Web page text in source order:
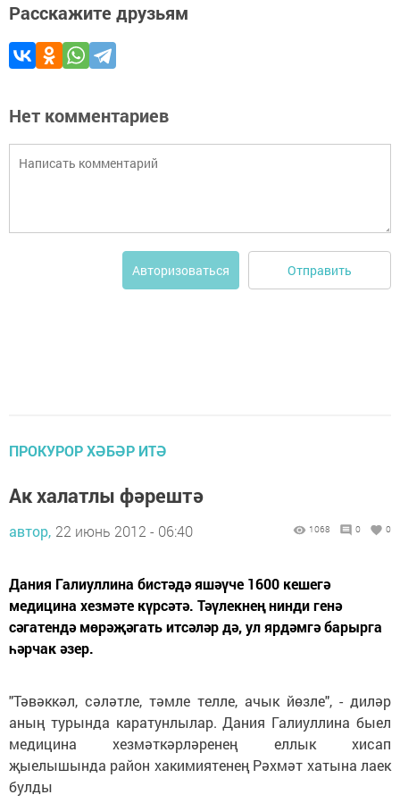
Расскажите друзьям
Нет комментариев
Авторизоваться Отправить
ПРОКУРОР ХӘБӘР ИТӘ
Ак халатлы фәрештә
автор, 22 июнь 2012 - 06:40 1068 0 0
Дания Галиуллина бистәдә яшәүче 1600 кешегә
медицина хезмәте күрсәтә. Тәүлекнең нинди генә
сәгатендә мө­рәҗәгать итсәләр дә, ул ярдәмгә барырга
һәрчак әзер.
"Тәвәккәл, сәләтле, тәмле телле, ачык йөзле", - диләр
аның турында каратунлылар. Дания Галиуллина быел
медицина хезмәткәрләренең еллык хисап
җыелышында район хакимиятенең Рәхмәт хатына лаек
булды